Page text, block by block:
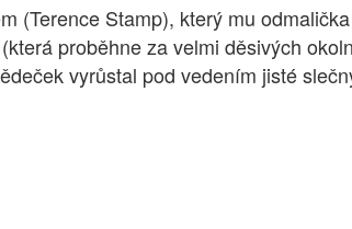
(Terence Stamp), který mu
proběhne za velmi děsivých
vyrůstal pod vedením jisté